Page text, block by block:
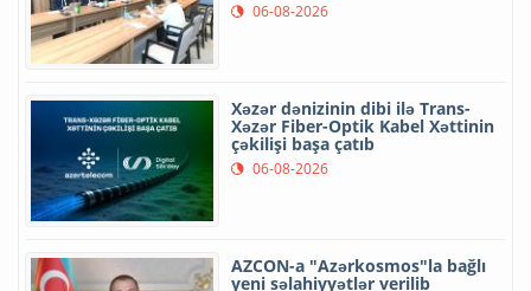
06-08-2026
Xəzər dənizinin dibi ilə Trans-
Xəzər Fiber-Optik Kabel Xəttinin
çəkilişi başa çatıb
06-08-2026
AZCON-a "Azərkosmos"la bağlı
yeni səlahiyyətlər verilib